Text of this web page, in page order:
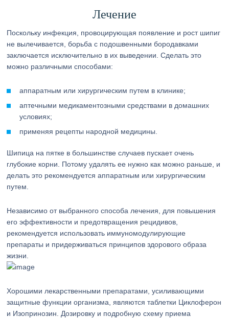
Лечение
Поскольку инфекция, провоцирующая появление и рост шипиг
не вылечивается, борьба с подошвенными бородавками
заключается исключительно в их выведении. Сделать это
можно различными способами:
аппаратным или хирургическим путем в клинике;
аптечными медикаментозными средствами в домашних
условиях;
применяя рецепты народной медицины.
Шипица на пятке в большинстве случаев пускает очень
глубокие корни. Потому удалять ее нужно как можно раньше, и
делать это рекомендуется аппаратным или хирургическим
путем.
Независимо от выбранного способа лечения, для повышения
его эффективности и предотвращения рецидивов,
рекомендуется использовать иммуномодулирующие
препараты и придерживаться принципов здорового образа
жизни.
Хорошими лекарственными препаратами, усиливающими
защитные функции организма, являются таблетки Циклоферон
и Изопринозин. Дозировку и подробную схему приема